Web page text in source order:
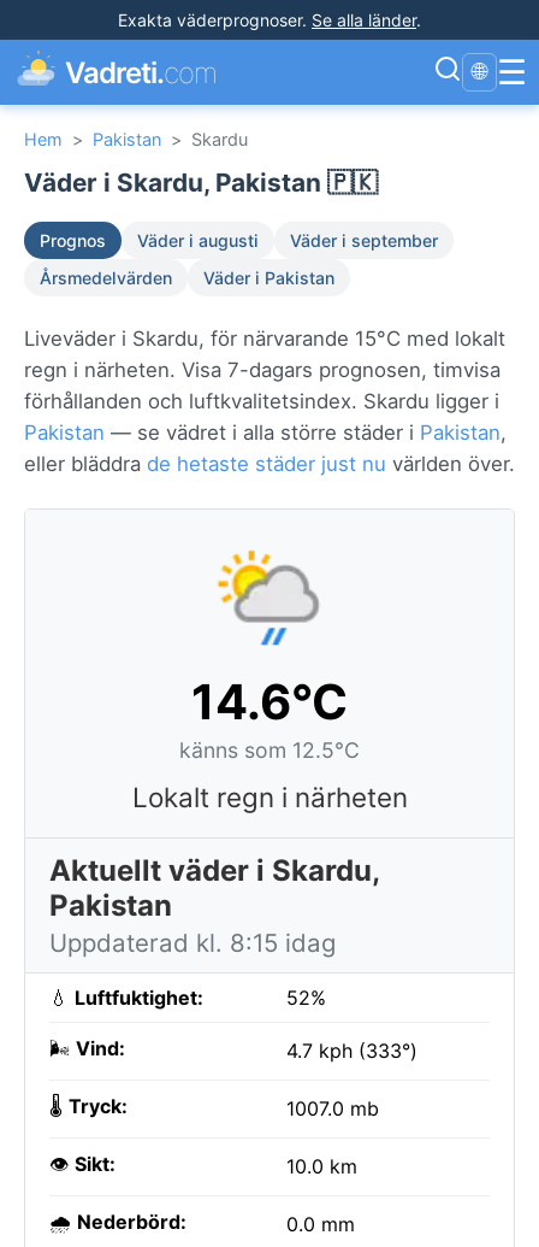
Exakta väderprognoser. Se alla länder.
Vadreti.com 🌐 ☰
Hem > Pakistan > Skardu
Väder i Skardu, Pakistan 🇵🇰
Prognos Väder i augusti
Väder i september
Årsmedelvärden
Väder i Pakistan
Liveväder i Skardu, för närvarande 15°C med lokalt
regn i närheten. Visa 7-dagars prognosen, timvisa
förhållanden och luftkvalitetsindex. Skardu ligger i
Pakistan — se vädret i alla större städer i Pakistan,
eller bläddra de hetaste städer just nu världen över.
14.6°C
känns som 12.5°C
Lokalt regn i närheten
Aktuellt väder i Skardu,
Pakistan
Uppdaterad kl. 8:15 idag
💧 Luftfuktighet: 52%
🌬️ Vind: 4.7 kph (333°)
🌡️ Tryck: 1007.0 mb
👁️ Sikt: 10.0 km
🌧️ Nederbörd: 0.0 mm